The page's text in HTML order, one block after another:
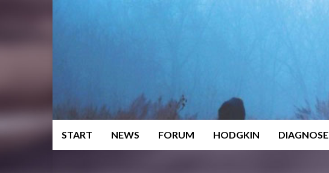
START NEWS FORUM HODGKIN DIAGNOSE